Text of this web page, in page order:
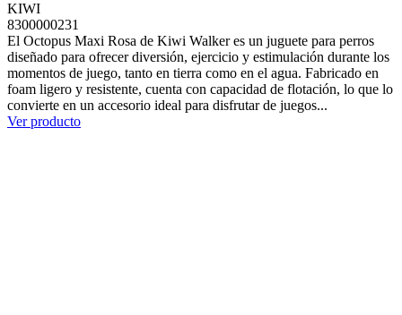
KIWI
8300000231
El Octopus Maxi Rosa de Kiwi Walker es un juguete para perros
diseñado para ofrecer diversión, ejercicio y estimulación durante los
momentos de juego, tanto en tierra como en el agua. Fabricado en
foam ligero y resistente, cuenta con capacidad de flotación, lo que lo
convierte en un accesorio ideal para disfrutar de juegos...
Ver producto